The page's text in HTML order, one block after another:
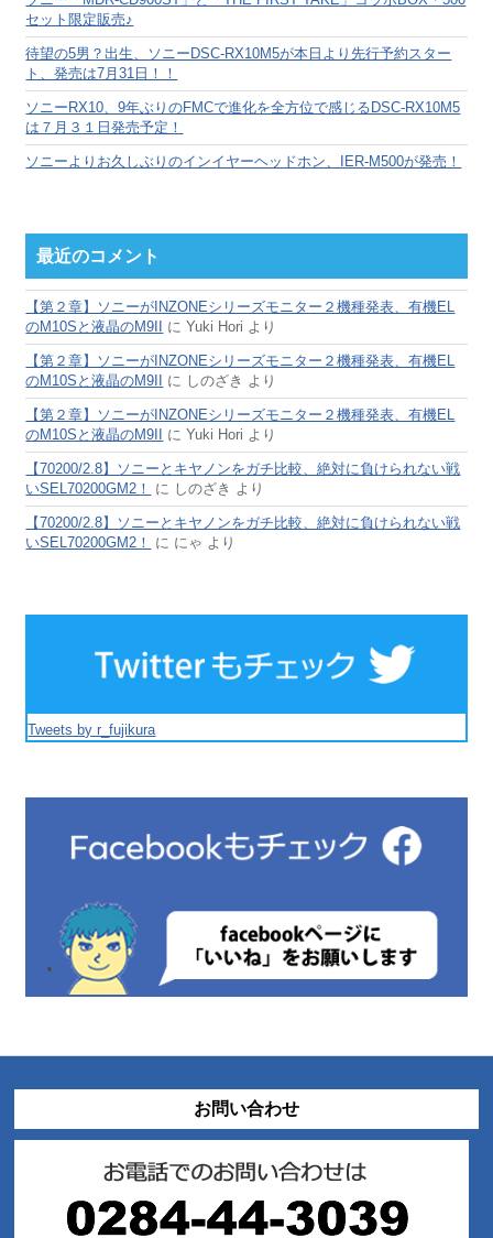
セット限定販売♪
待望の5男？出生、ソニーDSC-RX10M5が本日より先行予約スター
ト、発売は7月31日！！
ソニーRX10、9年ぶりのFMCで進化を全方位で感じるDSC-RX10M5
は７月３１日発売予定！
ソニーよりお久しぶりのインイヤーヘッドホン、IER-M500が発売！
最近のコメント
【第２章】ソニーがINZONEシリーズモニター２機種発表、有機EL
のM10Sと液晶のM9II
にYuki Hori より
【第２章】ソニーがINZONEシリーズモニター２機種発表、有機EL
のM10Sと液晶のM9II
に しのざき より
【第２章】ソニーがINZONEシリーズモニター２機種発表、有機EL
のM10Sと液晶のM9II
にYuki Hori より
【70200/2.8】ソニーとキヤノンをガチ比較、絶対に負けられない戦
いSEL70200GM2！
に しのざき より
【70200/2.8】ソニーとキヤノンをガチ比較、絶対に負けられない戦
いSEL70200GM2！
に にゃ より
Tweets by r_fujikura
お問い合わせ